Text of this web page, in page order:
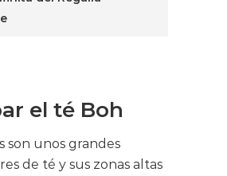
el té Boh
son unos grandes
de té y sus zonas altas